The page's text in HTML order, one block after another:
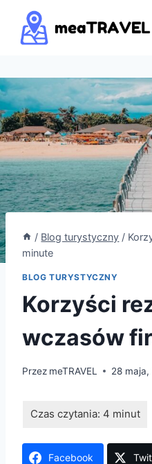
Przejdź
treści
/ Blog turystyczny /
minute
BLOG TURYSTYCZNY
Korzyści
wczasów
Przez meTRAVEL 28
Facebook